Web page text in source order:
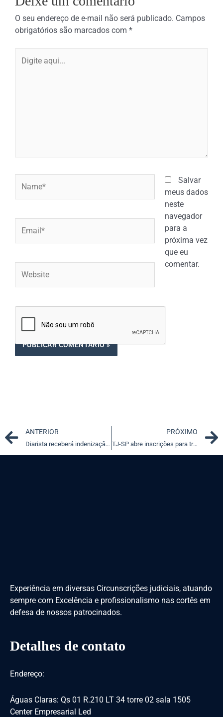
O seu endereço de e-mail não será publicado. Campos
obrigatórios são marcados com *
aqui...
Salvar
meus dados
neste
navegador
para a
próxima vez
que eu
comentar.
Prev
ANTERIOR
Diarista receberá indenização após acusação infundada de furto
PRÓXIMO
TJ-SP abre inscrições para três vagas no Órgão Especial e uma no TRE
Experiência em diversas Circunscrições judiciais, atuando
sempre com Excelência e profissionalismo nas cortês em
defesa de nossos patrocinados.
Detalhes de contato
Endereço:
Águas Claras: Qs 01 R.210 LT 34 torre 02 sala 1505
Center Empresarial Led